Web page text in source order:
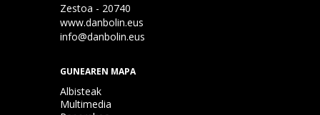
Zestoa - 20740
www.danbolin.eus
info@danbolin.eus
GUNEAREN MAPA
Albisteak
Multimedia